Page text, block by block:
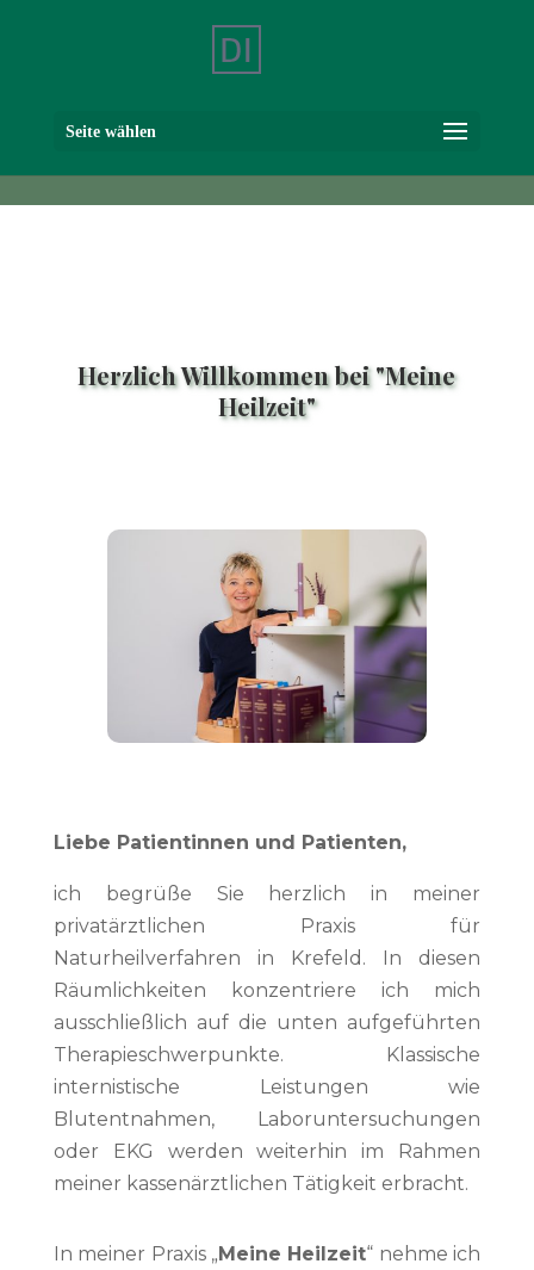
Seite wählen
Herzlich Willkommen bei "Meine
Heilzeit"
Liebe Patientinnen und Patienten,
ich begrüße Sie herzlich in meiner
privatärztlichen Praxis für
Naturheilverfahren in Krefeld. In diesen
Räumlichkeiten konzentriere ich mich
ausschließlich auf die unten aufgeführten
Therapieschwerpunkte. Klassische
internistische Leistungen wie
Blutentnahmen, Laboruntersuchungen
oder EKG werden weiterhin im Rahmen
meiner kassenärztlichen Tätigkeit erbracht.
In meiner Praxis „ Meine Heilzeit“ nehme ich